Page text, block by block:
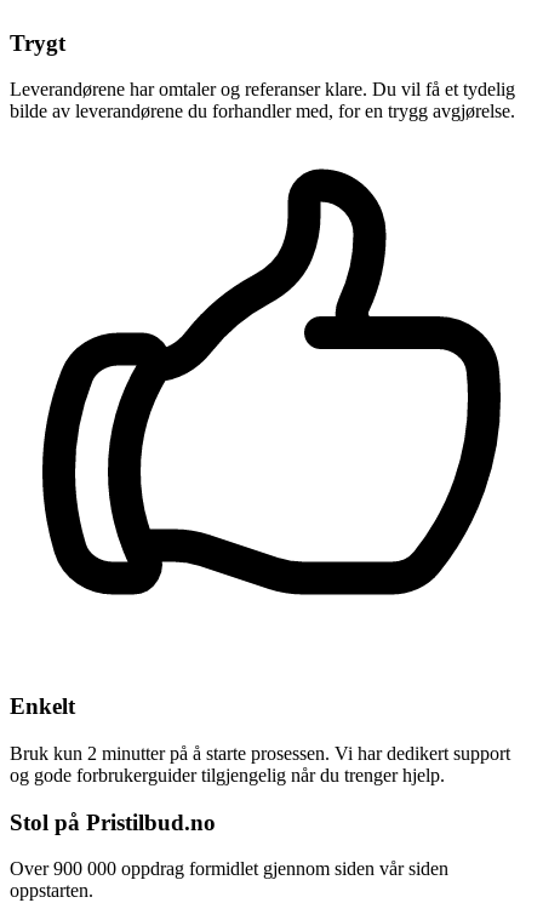
Trygt
Leverandørene har omtaler og referanser klare. Du vil få et tydelig
bilde av leverandørene du forhandler med, for en trygg avgjørelse.
Enkelt
Bruk kun 2 minutter på å starte prosessen. Vi har dedikert support
og gode forbrukerguider tilgjengelig når du trenger hjelp.
Stol på Pristilbud.no
Over 900 000 oppdrag formidlet gjennom siden vår siden
oppstarten.